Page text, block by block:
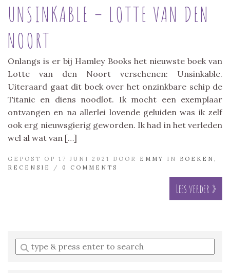
UNSINKABLE – LOTTE VAN DEN
NOORT
Onlangs is er bij Hamley Books het nieuwste boek van
Lotte van den Noort verschenen: Unsinkable.
Uiteraard gaat dit boek over het onzinkbare schip de
Titanic en diens noodlot. Ik mocht een exemplaar
ontvangen en na allerlei lovende geluiden was ik zelf
ook erg nieuwsgierig geworden. Ik had in het verleden
wel al wat van […]
GEPOST OP 17 JUNI 2021 DOOR EMMY IN BOEKEN
RECENSIE
/ 0 COMMENTS
Lees verder »
Enter
a